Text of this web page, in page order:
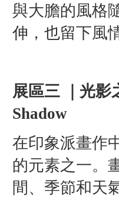
與大膽的風格
伸，也留下風
展區三 ｜光
Shadow
在印象派畫作
的元素之一。
間、季節和天